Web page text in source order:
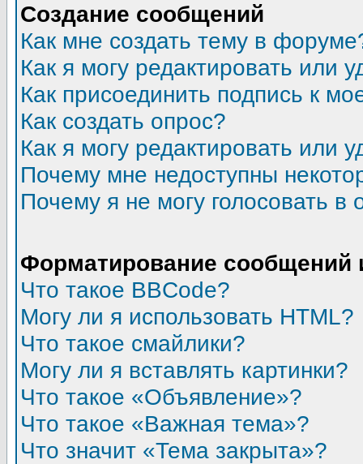
Создание сообщений
Как мне создать тему в
Как я могу редактировать или
Как присоединить подпись к
Как создать опрос?
Как я могу редактировать или
Почему мне недоступны
Почему я не могу голосовать в
Форматирование сообщений
Что такое BBCode?
Могу ли я использовать HTML?
Что такое смайлики?
Могу ли я вставлять картинки?
Что такое «Объявление»?
Что такое «Важная тема»?
Что значит «Тема закрыта»?